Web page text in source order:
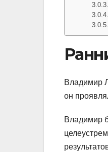
Владимир
он
Владимир